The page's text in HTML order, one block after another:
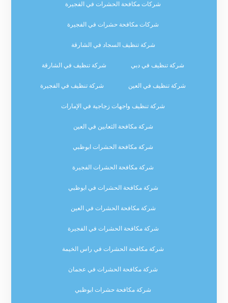
شركات مكافحة الحشرات في الفجيرة
شركات مكافحة حشرات في الفجيرة
شركة تنظيف السجاد في الشارقة
شركة تنظيف في دبي شركة تنظيف في الشارقة
شركة تنظيف في العين شركة تنظيف في الفجيرة
شركة تنظيف واجهات زجاجية في الإمارات
شركة مكافحة الثعابين في العين
شركة مكافحة الحشرات ابوظبي
شركة مكافحة الحشرات الفجيرة
شركة مكافحة الحشرات في ابوظبي
شركة مكافحة الحشرات في العين
شركة مكافحة الحشرات في الفجيرة
شركة مكافحة الحشرات في راس الخيمة
شركة مكافحة الحشرات في عجمان
شركة مكافحة حشرات ابوظبي